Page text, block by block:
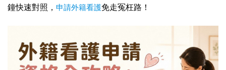
鐘快速對照， 申請外籍看護免走冤枉路！